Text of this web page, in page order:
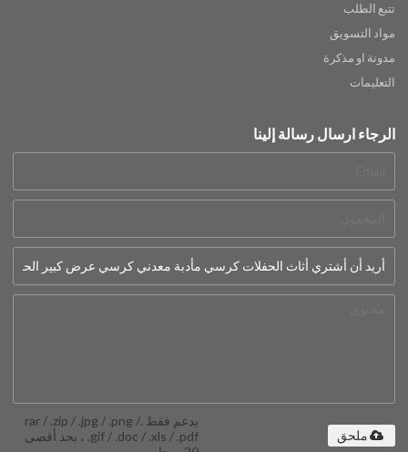
تتبع الطلب
مواد التسويق
مدونة او مذكرة
التعليمات
الرجاء ارسال رسالة إلينا
يدعم فقط .rar / .zip / .jpg / .png /
.gif / .doc / .xls / .pdf ، بحد أقصى
ملحق